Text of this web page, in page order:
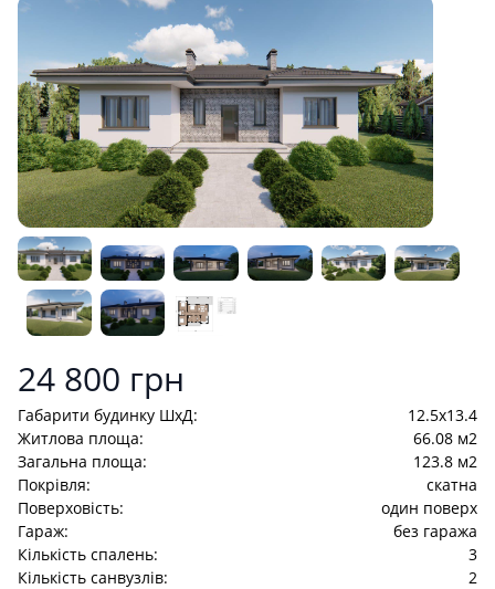
Product information
24 800 грн
Габарити будинку ШхД:
12.5x13.4
Житлова площа:
66.08 м2
Загальна площа:
123.8 м2
Покрівля:
cкатна
Поверховість:
один поверх
Гараж:
без гаража
Кількість спалень:
3
Кількість санвузлів:
2